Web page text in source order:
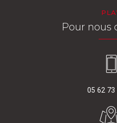
Pour nous
05 62 73